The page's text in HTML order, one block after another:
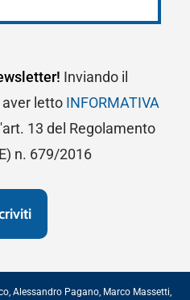
Inviando il
letto INFORMATIVA
13 del Regolamento
n. 679/2016
, Alessandro Pagano, Marco Massetti,